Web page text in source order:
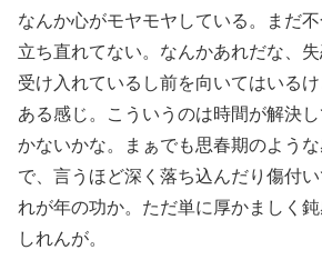
なんか心がモヤモヤしている。まだ
立ち直れてない。なんかあれだな、失
受け入れているし前を向いてはいる
ある感じ。こういうのは時間が解決
かないかな。まぁでも思春期のよう
で、言うほど深く落ち込んだり傷付
れが年の功か。ただ単に厚かましく
しれんが。